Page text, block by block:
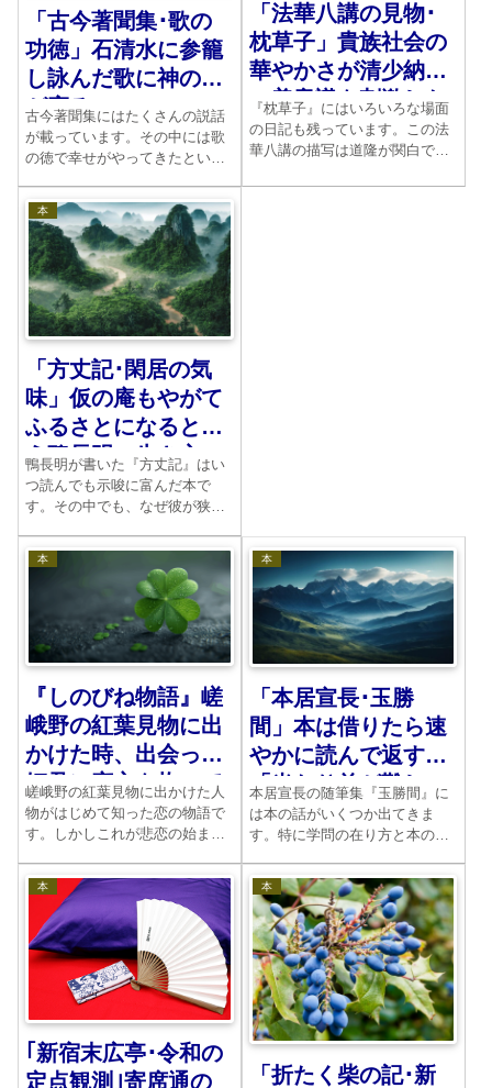
「古今著聞集･歌の
功徳」石清水に参籠
し詠んだ歌に神の徳
が宿る
古今著聞集にはたくさんの説話
が載っています。その中には歌
の徳で幸せがやってきたという
話と呼ばれるものです。味わっ
てみてください。
「法華八講の見物･
枕草子」貴族社会の
華やかさが清少納言
の美意識を刺激した
『枕草子』にはいろいろな場面
の日記も残っています。この法
華八講の描写は道隆が関白であ
す。彼女の美意識がみごとに示
本
「方丈記･閑居の気
味」仮の庵もやがて
ふるさとになるとい
う鴨長明の生き方
鴨長明が書いた『方丈記』はい
つ読んでも示唆に富んだ本で
す。その中でも、なぜ彼が狭い
分で説明しているところがあり
ます。そこに示された生き方
は、十分現代にも通じるものが
本
『しのびね物語』嵯
峨野の紅葉見物に出
かけた時、出会った
姫君に恋心を抱いて
嵯峨野の紅葉見物に出かけた人
物がはじめて知った恋の物語で
す。しかしこれが悲恋の始まり
ように解決していけばいいの
か。主人公は悩み続けます。
本
「本居宣長･玉勝
間」本は借りたら速
やかに読んで返す
「当たり前が難し
い」
本居宣長の随筆集『玉勝間』に
は本の話がいくつか出てきま
す。特に学問の在り方と本の貸
は、現在にも通用する考え方が
如実に表現されています。
本
｢新宿末広亭･令和の
定点観測｣寄席通の
本
「折たく柴の記･新